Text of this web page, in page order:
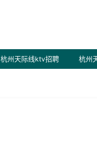
杭州天际线ktv招聘 杭州